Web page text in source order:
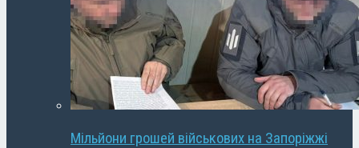
Мільйони грошей військових на Запоріжжі